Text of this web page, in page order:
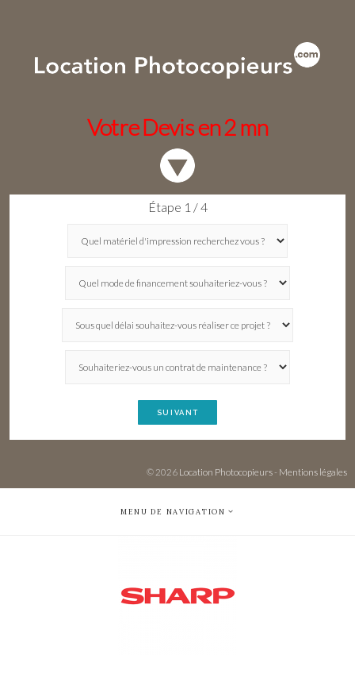
Votre Devis en 2 mn
Étape 1 / 4
SUIVANT
© 2026 Location Photocopieurs- Mentions légales
MENU DE NAVIGATION